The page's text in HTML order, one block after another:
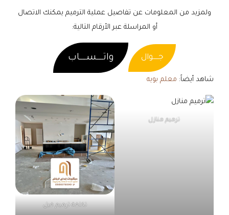
ولمزيد من المعلومات عن تفاصيل عملية الترميم يمكنك الاتصال
أو المراسلة عبر الأرقام التالية:
جـــــوال واتــــســــاب
شاهد أيضاً: معلم بويه
ترميم منازل
تكلفة ترميم فيل